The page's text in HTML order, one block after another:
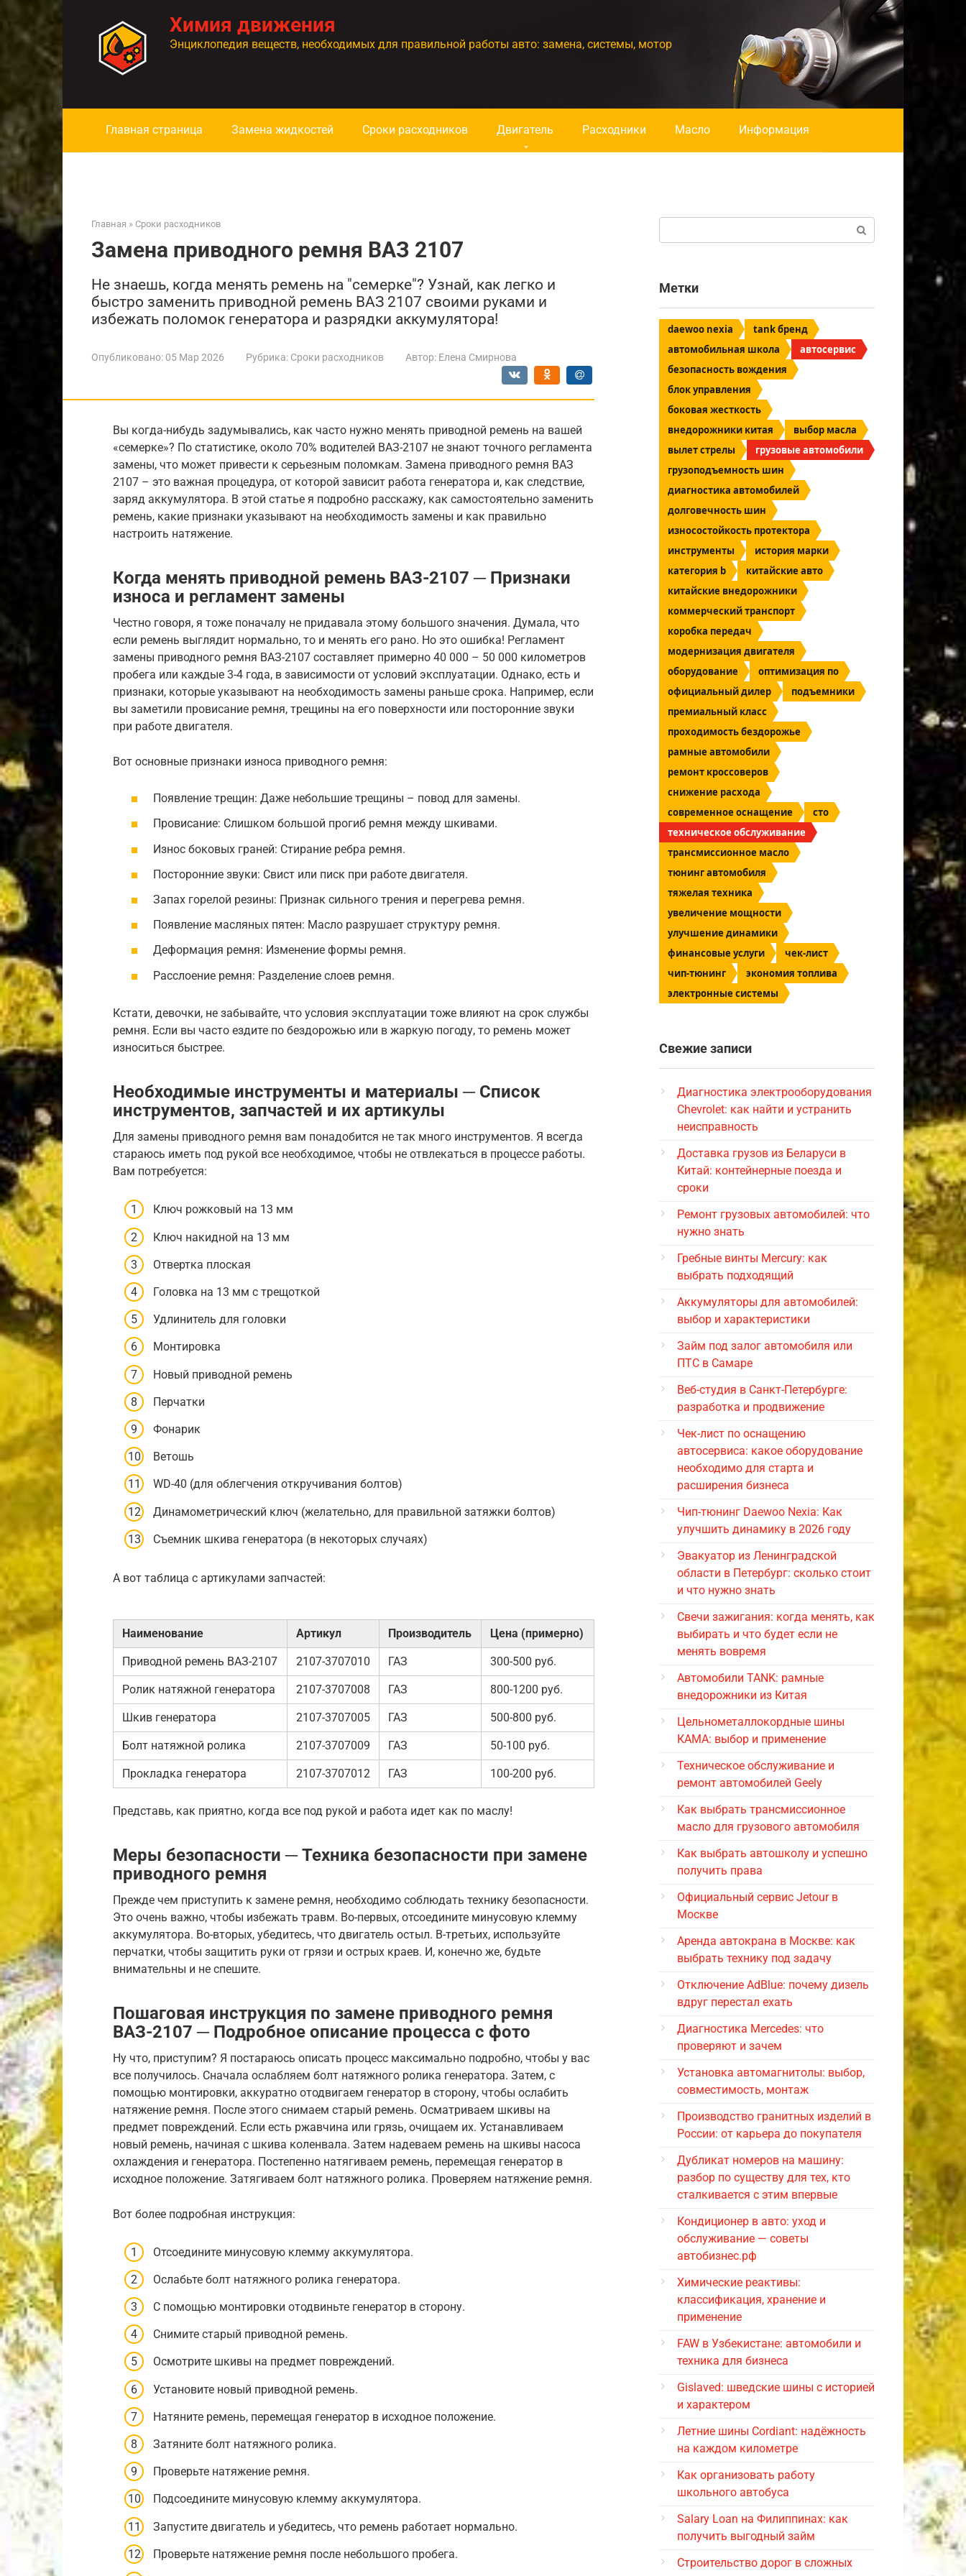
контенту
Химия движения
Энциклопедия веществ, необходимых для правильной работы авто: замена, системы, мотор
Главная страница Замена жидкостей Сроки расходников Двигатель Расходники Масло Информация
Главная » Сроки расходников
Замена приводного ремня ВАЗ 2107
Не знаешь, когда менять ремень на "семерке"? Узнай, как легко и
быстро заменить приводной ремень ВАЗ 2107 своими руками и
избежать поломок генератора и разрядки аккумулятора!
Опубликовано: 05 Мар 2026 Рубрика: Сроки расходников Автор: Елена Смирнова
Вы когда-нибудь задумывались, как часто нужно менять приводной ремень на вашей
«семерке»? По статистике, около 70% водителей ВАЗ-2107 не знают точного регламента
замены, что может привести к серьезным поломкам. Замена приводного ремня ВАЗ
2107 – это важная процедура, от которой зависит работа генератора и, как следствие,
заряд аккумулятора. В этой статье я подробно расскажу, как самостоятельно заменить
ремень, какие признаки указывают на необходимость замены и как правильно
настроить натяжение.
Когда менять приводной ремень ВАЗ-2107 ─ Признаки
износа и регламент замены
Честно говоря, я тоже поначалу не придавала этому большого значения. Думала, что
если ремень выглядит нормально, то и менять его рано. Но это ошибка! Регламент
замены приводного ремня ВАЗ-2107 составляет примерно 40 000 – 50 000 километров
пробега или каждые 3-4 года, в зависимости от условий эксплуатации. Однако, есть и
признаки, которые указывают на необходимость замены раньше срока. Например, если
вы заметили провисание ремня, трещины на его поверхности или посторонние звуки
при работе двигателя.
Вот основные признаки износа приводного ремня:
Появление трещин: Даже небольшие трещины – повод для замены.
Провисание: Слишком большой прогиб ремня между шкивами.
Износ боковых граней: Стирание ребра ремня.
Посторонние звуки: Свист или писк при работе двигателя.
Запах горелой резины: Признак сильного трения и перегрева ремня.
Появление масляных пятен: Масло разрушает структуру ремня.
Деформация ремня: Изменение формы ремня.
Расслоение ремня: Разделение слоев ремня.
Кстати, девочки, не забывайте, что условия эксплуатации тоже влияют на срок службы
ремня. Если вы часто ездите по бездорожью или в жаркую погоду, то ремень может
износиться быстрее.
Необходимые инструменты и материалы ─ Список
инструментов, запчастей и их артикулы
Для замены приводного ремня вам понадобится не так много инструментов. Я всегда
стараюсь иметь под рукой все необходимое, чтобы не отвлекаться в процессе работы.
Вам потребуется:
Ключ рожковый на 13 мм
Ключ накидной на 13 мм
Отвертка плоская
Головка на 13 мм с трещоткой
Удлинитель для головки
Монтировка
Новый приводной ремень
Перчатки
Фонарик
Ветошь
WD-40 (для облегчения откручивания болтов)
Динамометрический ключ (желательно, для правильной затяжки болтов)
Съемник шкива генератора (в некоторых случаях)
А вот таблица с артикулами запчастей:
Наименование Артикул Производитель Цена (примерно)
Приводной ремень ВАЗ-2107 2107-3707010 ГАЗ 300-500 руб.
Ролик натяжной генератора 2107-3707008 ГАЗ 800-1200 руб.
Шкив генератора 2107-3707005 ГАЗ 500-800 руб.
Болт натяжной ролика 2107-3707009 ГАЗ 50-100 руб.
Прокладка генератора 2107-3707012 ГАЗ 100-200 руб.
Представь, как приятно, когда все под рукой и работа идет как по маслу!
Меры безопасности ─ Техника безопасности при замене
приводного ремня
Прежде чем приступить к замене ремня, необходимо соблюдать технику безопасности.
Это очень важно, чтобы избежать травм. Во-первых, отсоедините минусовую клемму
аккумулятора. Во-вторых, убедитесь, что двигатель остыл. В-третьих, используйте
перчатки, чтобы защитить руки от грязи и острых краев. И, конечно же, будьте
внимательны и не спешите.
Пошаговая инструкция по замене приводного ремня
ВАЗ-2107 ─ Подробное описание процесса с фото
Ну что, приступим? Я постараюсь описать процесс максимально подробно, чтобы у вас
все получилось. Сначала ослабляем болт натяжного ролика генератора. Затем, с
помощью монтировки, аккуратно отодвигаем генератор в сторону, чтобы ослабить
натяжение ремня. После этого снимаем старый ремень. Осматриваем шкивы на
предмет повреждений. Если есть ржавчина или грязь, очищаем их. Устанавливаем
новый ремень, начиная с шкива коленвала. Затем надеваем ремень на шкивы насоса
охлаждения и генератора. Постепенно натягиваем ремень, перемещая генератор в
исходное положение. Затягиваем болт натяжного ролика. Проверяем натяжение ремня.
Вот более подробная инструкция:
Отсоедините минусовую клемму аккумулятора.
Ослабьте болт натяжного ролика генератора.
С помощью монтировки отодвиньте генератор в сторону.
Снимите старый приводной ремень.
Осмотрите шкивы на предмет повреждений.
Установите новый приводной ремень.
Натяните ремень, перемещая генератор в исходное положение.
Затяните болт натяжного ролика.
Проверьте натяжение ремня.
Подсоедините минусовую клемму аккумулятора.
Запустите двигатель и убедитесь, что ремень работает нормально.
Проверьте натяжение ремня после небольшого пробега.
Метки
daewoo nexia
tank бренд
автомобильная школа
автосервис
безопасность вождения
блок управления
боковая жесткость
внедорожники китая
выбор масла
вылет стрелы
грузовые автомобили
грузоподъемность шин
диагностика автомобилей
долговечность шин
износостойкость протектора
инструменты
история марки
категория b
китайские авто
китайские внедорожники
коммерческий транспорт
коробка передач
модернизация двигателя
оборудование
оптимизация по
официальный дилер
подъемники
премиальный класс
проходимость бездорожье
рамные автомобили
ремонт кроссоверов
снижение расхода
современное оснащение
сто
техническое обслуживание
трансмиссионное масло
тюнинг автомобиля
тяжелая техника
увеличение мощности
улучшение динамики
финансовые услуги
чек-лист
чип-тюнинг
экономия топлива
электронные системы
Свежие записи
Диагностика электрооборудования
Chevrolet: как найти и устранить
неисправность
Доставка грузов из Беларуси в
Китай: контейнерные поезда и
сроки
Ремонт грузовых автомобилей: что
нужно знать
Гребные винты Mercury: как
выбрать подходящий
Аккумуляторы для автомобилей:
выбор и характеристики
Займ под залог автомобиля или
ПТС в Самаре
Веб-студия в Санкт-Петербурге:
разработка и продвижение
Чек-лист по оснащению
автосервиса: какое оборудование
необходимо для старта и
расширения бизнеса
Чип-тюнинг Daewoo Nexia: Как
улучшить динамику в 2026 году
Эвакуатор из Ленинградской
области в Петербург: сколько стоит
и что нужно знать
Свечи зажигания: когда менять, как
выбирать и что будет если не
менять вовремя
Автомобили TANK: рамные
внедорожники из Китая
Цельнометаллокордные шины
КАМА: выбор и применение
Техническое обслуживание и
ремонт автомобилей Geely
Как выбрать трансмиссионное
масло для грузового автомобиля
Как выбрать автошколу и успешно
получить права
Официальный сервис Jetour в
Москве
Аренда автокрана в Москве: как
выбрать технику под задачу
Отключение AdBlue: почему дизель
вдруг перестал ехать
Диагностика Mercedes: что
проверяют и зачем
Установка автомагнитолы: выбор,
совместимость, монтаж
Производство гранитных изделий в
России: от карьера до покупателя
Дубликат номеров на машину:
разбор по существу для тех, кто
сталкивается с этим впервые
Кондиционер в авто: уход и
обслуживание — советы
автобизнес.рф
Химические реактивы:
классификация, хранение и
применение
FAW в Узбекистане: автомобили и
техника для бизнеса
Gislaved: шведские шины с историей
и характером
Летние шины Cordiant: надёжность
на каждом километре
Как организовать работу
школьного автобуса
Salary Loan на Филиппинах: как
получить выгодный займ
Строительство дорог в сложных